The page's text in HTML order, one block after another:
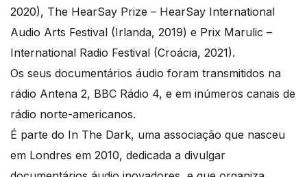
2020), The HearSay Prize – HearSay International
Audio Arts Festival (Irlanda, 2019) e Prix Marulic –
International Radio Festival (Croácia, 2021).
Os seus documentários áudio foram transmitidos na
rádio Antena 2, BBC Rádio 4, e em inúmeros canais de
rádio norte-americanos.
É parte do In The Dark, uma associação que nasceu
em Londres em 2010, dedicada a divulgar